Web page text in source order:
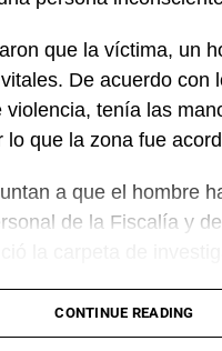
que la víctima, un
De acuerdo con
tenía las
que la zona fue
a que el hombre
de la Fiscalía y
CONTINUE READING